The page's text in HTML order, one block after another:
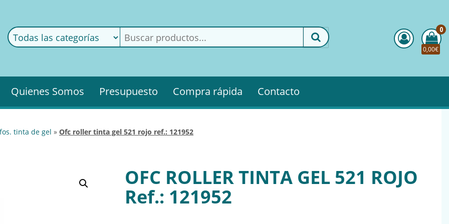
0
0,00€
Quienes Somos Presupuesto Compra rápida Contacto
tinta de gel » ofc roller tinta gel 521 rojo ref.: 121952
OFC ROLLER TINTA GEL 521 ROJO
Ref.: 121952